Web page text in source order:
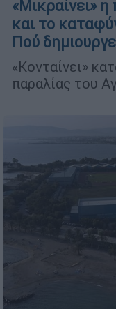
«Μικραίνει»
και το
Πού
«Κονταίνει»
παραλίας του